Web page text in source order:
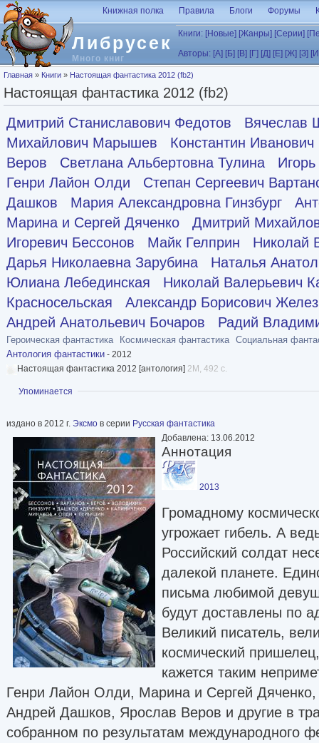
Перейти к основному содержанию
Либрусек
Много книг
Книжная полка Правила Блоги Форумы
Книги: [Новые] [Жанры] [Серии]
Авторы: [А] [Б] [В] [Г] [Д] [Е] [Ж] [З]
Вы здесь
Главная » Книги » Настоящая фантастика 2012 (fb2)
Настоящая фантастика 2012 (fb2)
Дмитрий Станиславович Федотов
Вячеслав
Михайлович Марышев
Константин Иванович
Веров
Светлана Альбертовна Тулина
Генри Лайон Олди
Степан Сергеевич
Дашков
Мария Александровна Гинзбург
Марина и Сергей Дяченко
Дмитрий
Игоревич Бессонов
Майк Гелприн
Николай
Дарья Николаевна Зарубина
Наталья
Юлиана Лебединская
Николай Валерьевич
Красносельская
Александр Борисович
Андрей Анатольевич Бочаров
Радий
Героическая фантастика Космическая фантастика Социальная
Антология фантастики - 2012
Настоящая фантастика 2012 [антология] 2M, 492 с.
Показать
Упоминается
издано в 2012 г. Эксмо в серии Русская фантастика
Добавлена: 13.06.2012
Аннотация
2013
Громадному
угрожает гибель. А
Российский солдат
далекой планете.
письма любимой
будут доставлены по
Великий писатель,
космический
кажется таким
Генри Лайон Олди, Марина и Сергей
Андрей Дашков, Ярослав Веров и другие в
собранном по результатам международного